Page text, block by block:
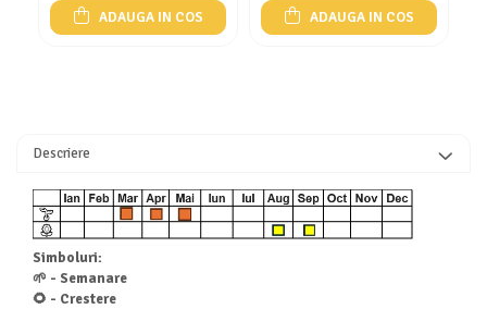
ADAUGA IN COS ADAUGA IN COS
Descriere
Simboluri:
🌱 - Semanare
🌻 - Crestere